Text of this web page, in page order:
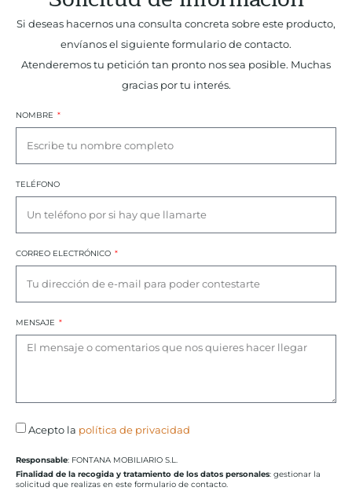
Si deseas hacernos una consulta concreta sobre este producto,
envíanos el siguiente formulario de contacto.
Atenderemos tu petición tan pronto nos sea posible. Muchas
gracias por tu interés.
NOMBRE
TELÉFONO
CORREO ELECTRÓNICO
MENSAJE
Acepto la política de privacidad
Responsable: FONTANA MOBILIARIO S.L.
Finalidad de la recogida y tratamiento de los datos personales: gestionar la
solicitud que realizas en este formulario de contacto.